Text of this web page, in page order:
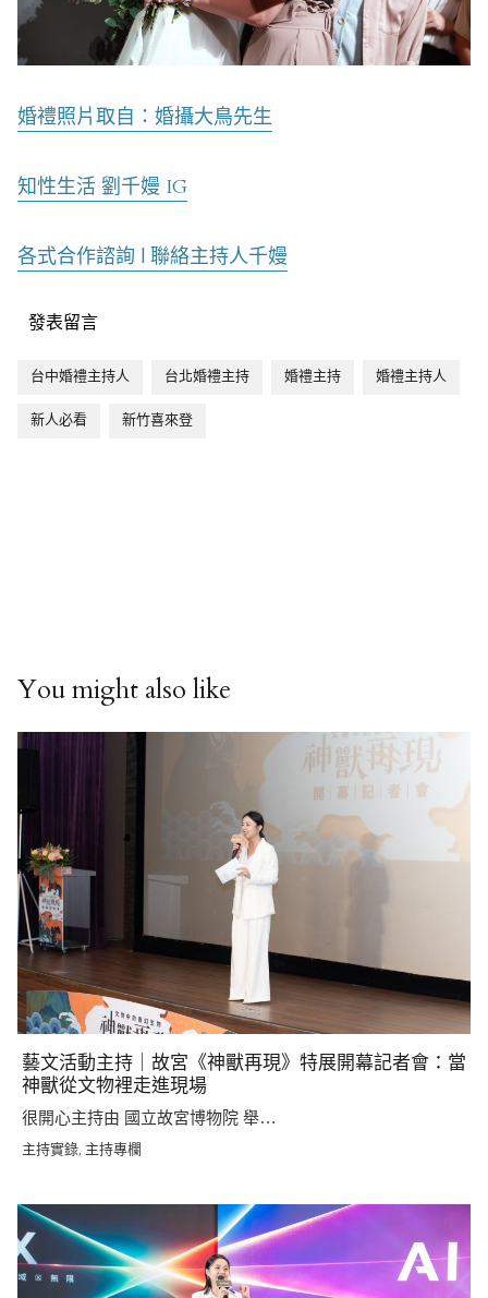
婚禮照片取自：婚攝大鳥先生
知性生活 劉千嫚 IG
各式合作諮詢 | 聯絡主持人千嫚
發表留言
台中婚禮主持人 台北婚禮主持 婚禮主持 婚禮主持人
新人必看 新竹喜來登
You might also like
藝文活動主持｜故宮《神獸再現》特展開幕記者會：當
神獸從文物裡走進現場
很開心主持由 國立故宮博物院 舉…
主持實錄, 主持專欄